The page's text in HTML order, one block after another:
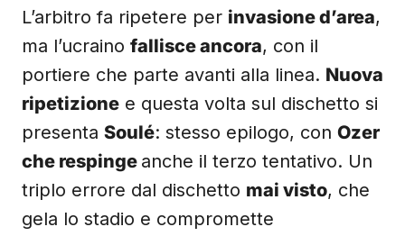
L’arbitro fa ripetere per invasione d’area,
ma l’ucraino fallisce ancora, con il
portiere che parte avanti alla linea. Nuova
ripetizione e questa volta sul dischetto si
presenta Soulé: stesso epilogo, con Ozer
che respinge anche il terzo tentativo. Un
triplo errore dal dischetto mai visto, che
gela lo stadio e compromette